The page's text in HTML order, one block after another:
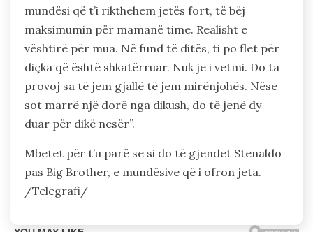
mundësi që t’i rikthehem jetës fort, të bëj
maksimumin për mamanë time. Realisht e
vështirë për mua. Në fund të ditës, ti po flet për
diçka që është shkatërruar. Nuk je i vetmi. Do ta
provoj sa të jem gjallë të jem mirënjohës. Nëse
sot marrë një dorë nga dikush, do të jenë dy
duar për dikë nesër”.
Mbetet për t’u parë se si do të gjendet Stenaldo
pas Big Brother, e mundësive që i ofron jeta.
/Telegrafi/